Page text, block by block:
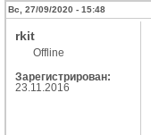
Вс, 27/09/2020 - 15:48
rkit
Offline
Зарегистрирован:
23.11.2016